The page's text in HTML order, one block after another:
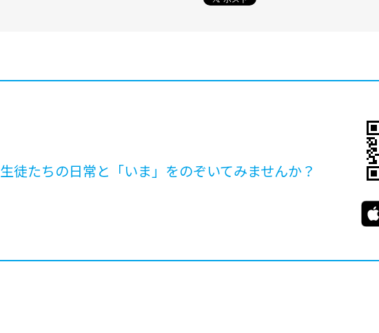
生徒たちの日常と「いま」をのぞいてみませんか？